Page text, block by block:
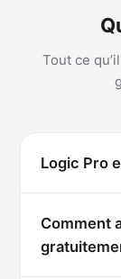
Tout ce
Logic Pro
Comment